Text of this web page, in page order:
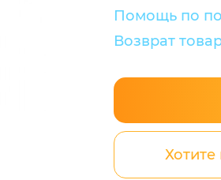
Помощь по
Возврат